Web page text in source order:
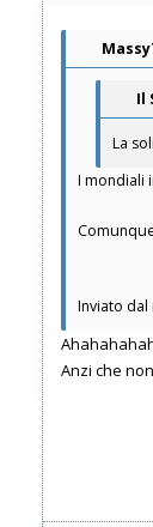
Il
La
I mondiali
Inviato dal
Anzi che